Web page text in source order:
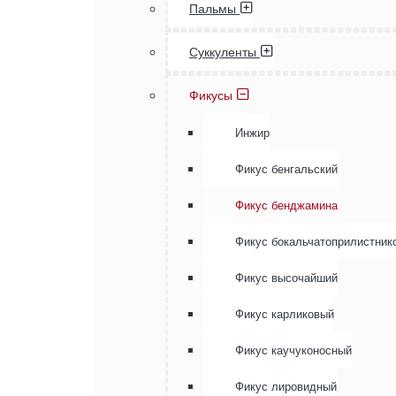
Пальмы
Суккуленты
Фикусы
Инжир
Фикус бенгальский
Фикус бенджамина
Фикус
Фикус высочайший
Фикус карликовый
Фикус каучуконосный
Фикус лировидный